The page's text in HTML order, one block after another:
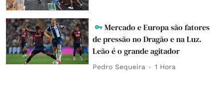
Mercado e Europa são fatores
de pressão no Dragão e na Luz.
Leão é o grande agitador
Pedro Sequeira 1 Hora